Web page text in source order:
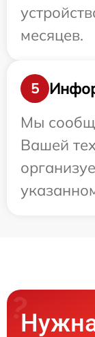
месяцев.
5
Мы
Вашей